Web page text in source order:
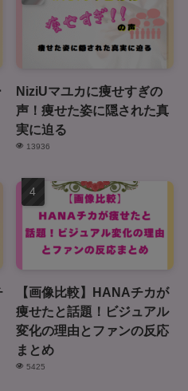
NiziUマユカに痩せすぎの
声！痩せた姿に隠された真
実に迫る
13936
【画像比較】HANAチカが
痩せたと話題！ビジュアル
変化の理由とファンの反応
まとめ
5425